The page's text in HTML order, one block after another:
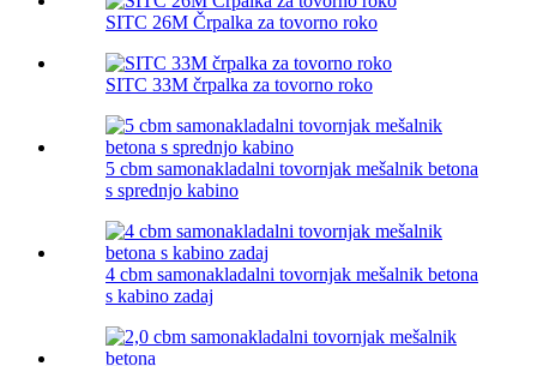
SITC 26M Črpalka za tovorno roko
SITC 33M črpalka za tovorno roko
5 cbm samonakladalni tovornjak mešalnik betona
s sprednjo kabino
4 cbm samonakladalni tovornjak mešalnik betona
s kabino zadaj